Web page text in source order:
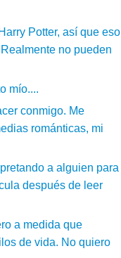
Potter, así que eso
no pueden
mío....
conmigo. Me
románticas, mi
a alguien para
después de leer
a medida que
de vida. No quiero